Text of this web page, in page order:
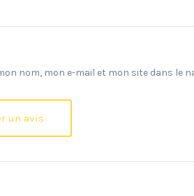
nom, mon e-mail et mon site dans le